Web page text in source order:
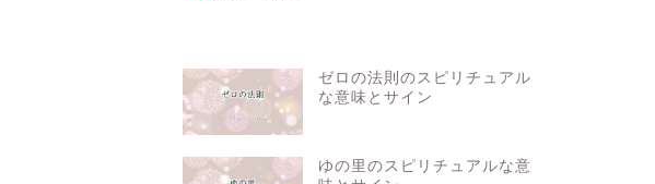
ゼロの法則のスピリチュアル
な意味とサイン
ゆの里のスピリチュアルな意